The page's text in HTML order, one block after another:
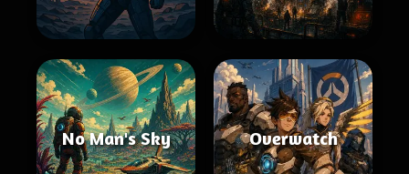
No Man's Sky Overwatch